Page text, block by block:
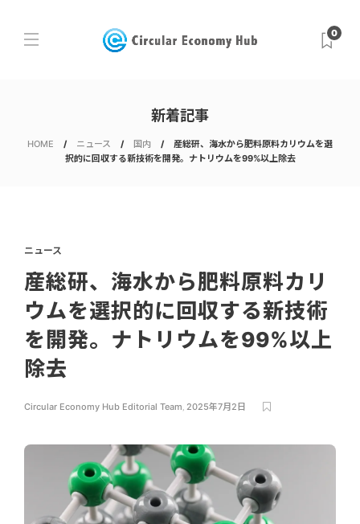
0
新着記事
HOME ニュース 国内
産総研、海水から肥料原料カリウムを選
択的に回収する新技術を開発。ナトリウムを99%以上除去
ニュース
産総研、海水から肥料原料カリ
ウムを選択的に回収する新技術
を開発。ナトリウムを99%以上
除去
Circular Economy Hub Editorial Team, 2025年7月2日